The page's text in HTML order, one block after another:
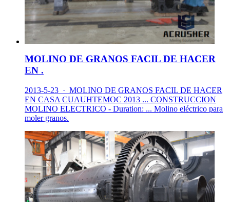
MOLINO DE GRANOS FACIL DE HACER
EN .
2013-5-23 · MOLINO DE GRANOS FACIL DE HACER
EN CASA CUAUHTEMOC 2013 ... CONSTRUCCION
MOLINO ELECTRICO - Duration: ... Molino eléctrico para
moler granos.